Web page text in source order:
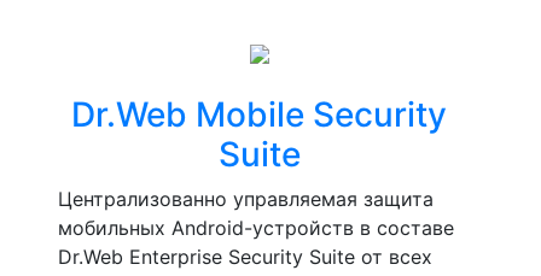
Dr.Web Mobile Security
Suite
Централизованно управляемая защита
мобильных Android-устройств в составе
Dr.Web Enterprise Security Suite от всех